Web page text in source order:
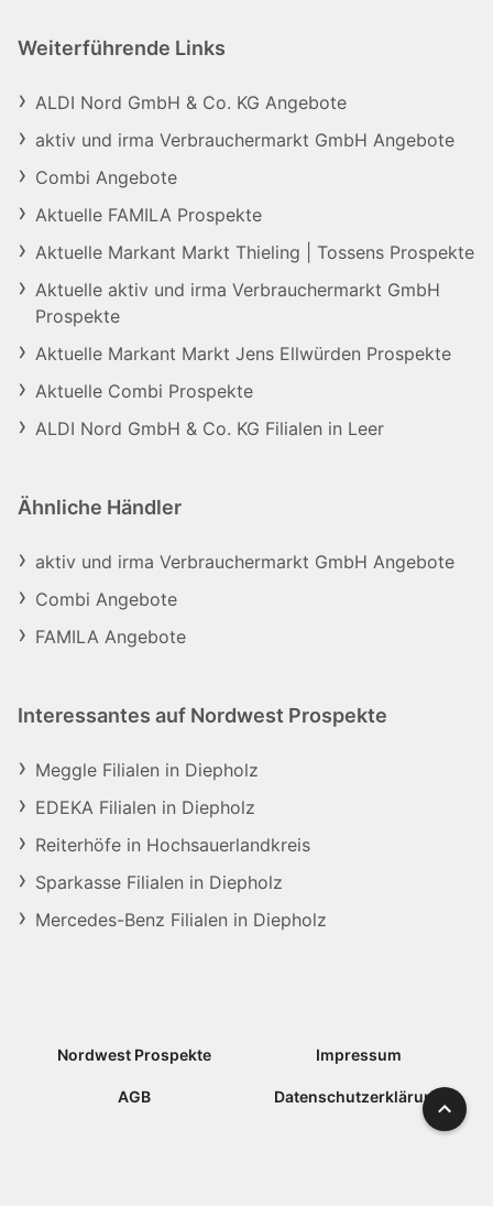
Weiterführende Links
ALDI Nord GmbH & Co. KG Angebote
aktiv und irma Verbrauchermarkt GmbH Angebote
Combi Angebote
Aktuelle FAMILA Prospekte
Aktuelle Markant Markt Thieling | Tossens Prospekte
Aktuelle aktiv und irma Verbrauchermarkt GmbH
Prospekte
Aktuelle Markant Markt Jens Ellwürden Prospekte
Aktuelle Combi Prospekte
ALDI Nord GmbH & Co. KG Filialen in Leer
Ähnliche Händler
aktiv und irma Verbrauchermarkt GmbH Angebote
Combi Angebote
FAMILA Angebote
Interessantes auf Nordwest Prospekte
Meggle Filialen in Diepholz
EDEKA Filialen in Diepholz
Reiterhöfe in Hochsauerlandkreis
Sparkasse Filialen in Diepholz
Mercedes-Benz Filialen in Diepholz
Nordwest Prospekte Impressum
AGB Datenschutzerklärung Nach